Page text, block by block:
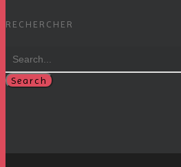
RECHERCHER
Search